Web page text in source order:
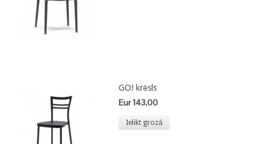
GO! krēsls
Eur 143,00
Ielikt grozā